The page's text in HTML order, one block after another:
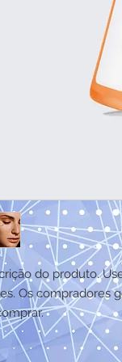
do produto.
Os compradores